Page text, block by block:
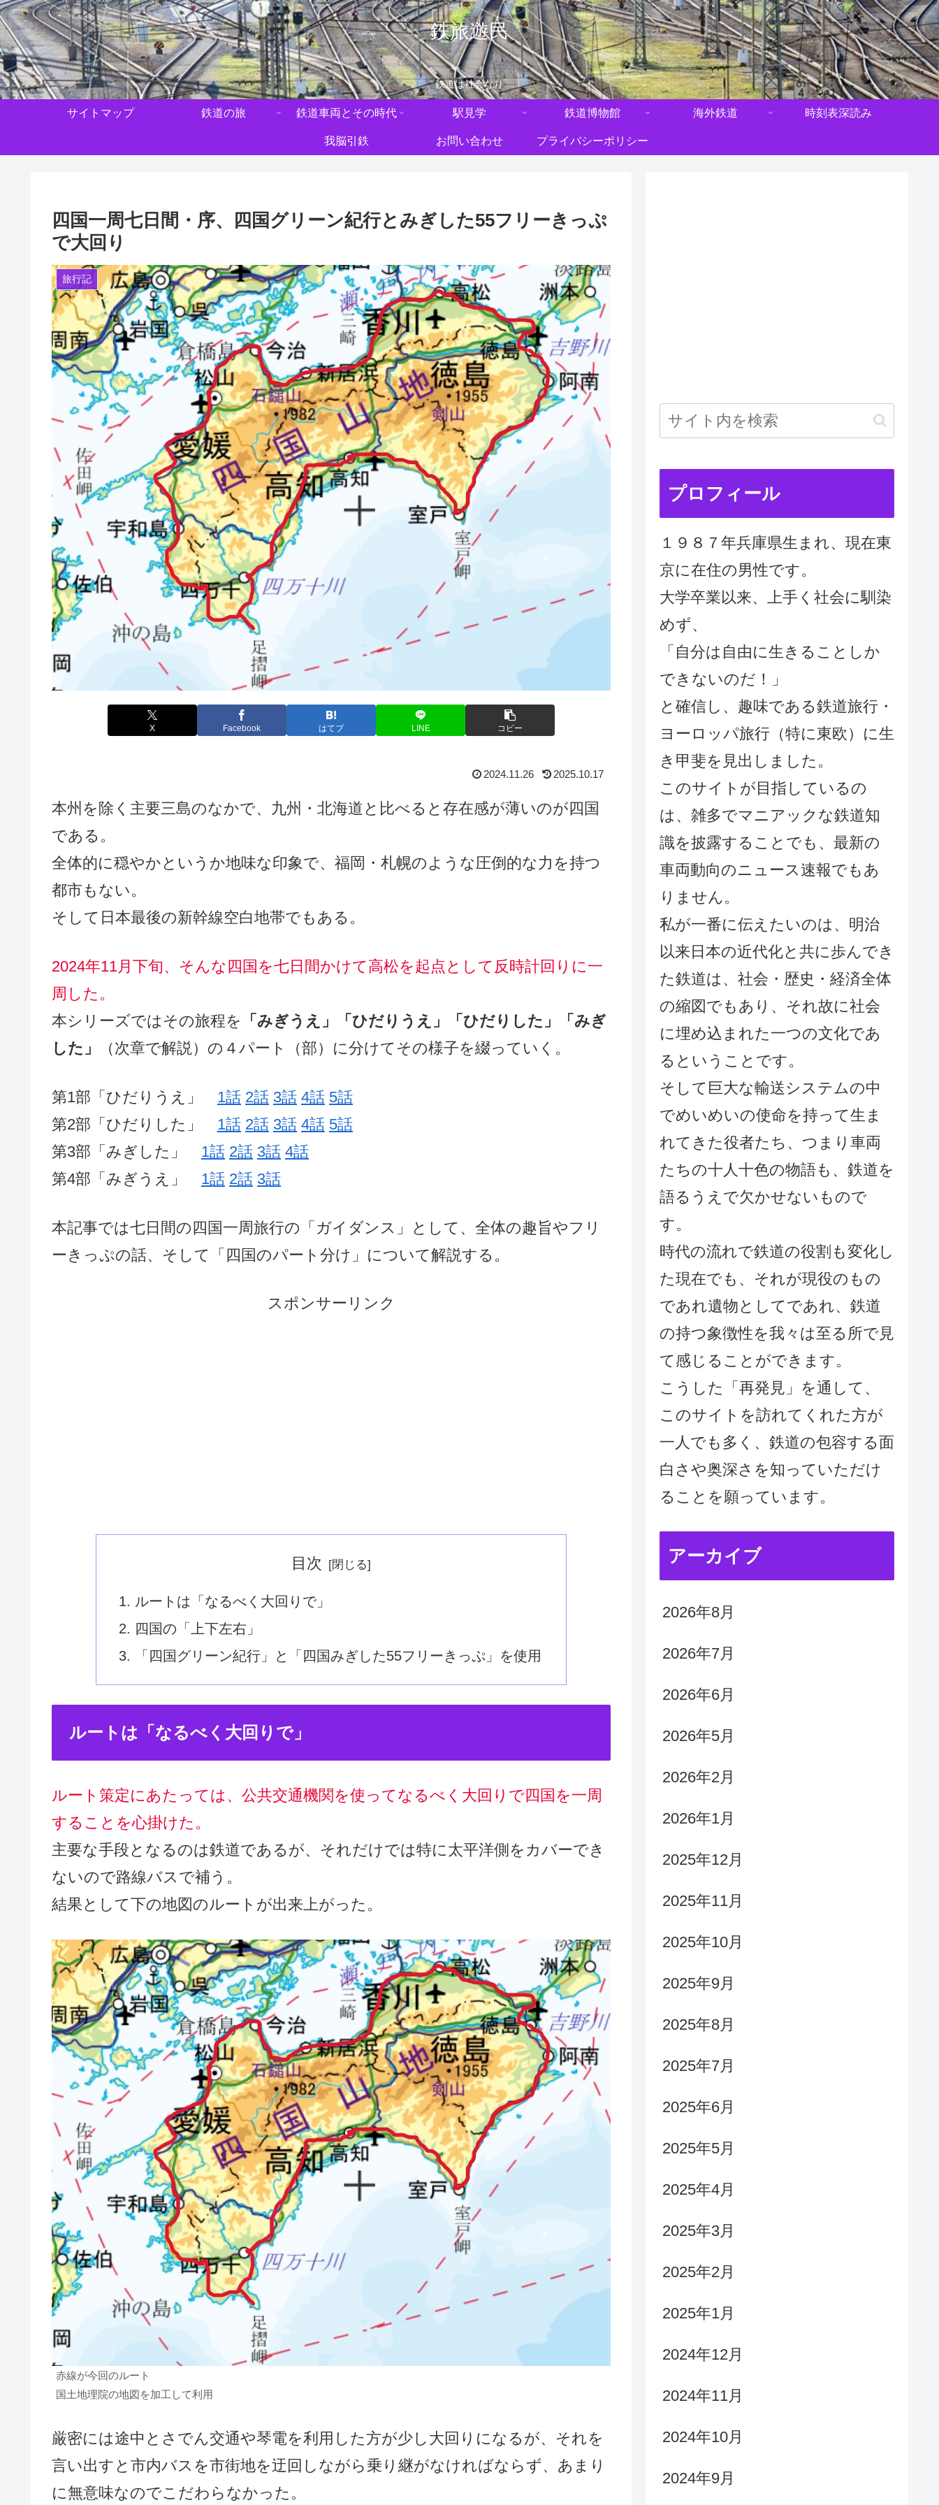
鉄旅遊民
鉄道は社会なり
サイトマップ 鉄道の旅 鉄道車両とその時代 駅見学 鉄道博物館 海外鉄道 時刻表深読み
我脳引鉄 お問い合わせ プライバシーポリシー
四国一周七日間・序、四国グリーン紀行とみぎした55フリーきっぷ
で大回り
旅行記
X Facebook はてブ LINE コピー
2024.11.26 2025.10.17
本州を除く主要三島のなかで、九州・北海道と比べると存在感が薄いのが四国
である。
全体的に穏やかというか地味な印象で、福岡・札幌のような圧倒的な力を持つ
都市もない。
そして日本最後の新幹線空白地帯でもある。
2024年11月下旬、そんな四国を七日間かけて高松を起点として反時計回りに一
周した。
本シリーズではその旅程を
「みぎうえ」「ひだりうえ」「ひだりした」「みぎ
した」
（次章で解説）の４パート（部）に分けてその様子を綴っていく。
第1部「ひだりうえ」 1話 2話 3話 4話 5話
第2部「ひだりした」 1話 2話 3話 4話 5話
第3部「みぎした」 1話 2話 3話 4話
第4部「みぎうえ」 1話 2話 3話
本記事では七日間の四国一周旅行の「ガイダンス」として、全体の趣旨やフリ
ーきっぷの話、そして「四国のパート分け」について解説する。
スポンサーリンク
目次
ルートは「なるべく大回りで」
四国の「上下左右」
「四国グリーン紀行」と「四国みぎした55フリーきっぷ」を使用
ルートは「なるべく大回りで」
ルート策定にあたっては、公共交通機関を使ってなるべく大回りで四国を一周
することを心掛けた。
主要な手段となるのは鉄道であるが、それだけでは特に太平洋側をカバーでき
ないので路線バスで補う。
結果として下の地図のルートが出来上がった。
赤線が今回のルート
国土地理院の地図を加工して利用
厳密には途中とさでん交通や琴電を利用した方が少し大回りになるが、それを
言い出すと市内バスを市街地を迂回しながら乗り継がなければならず、あまり
に無意味なのでこだわらなかった。
プロフィール
１９８７年兵庫県生まれ、現在東
京に在住の男性です。
大学卒業以来、上手く社会に馴染
めず、
「自分は自由に生きることしか
できないのだ！」
と確信し、趣味である鉄道旅行・
ヨーロッパ旅行（特に東欧）に生
き甲斐を見出しました。
このサイトが目指しているの
は、雑多でマニアックな鉄道知
識を披露することでも、最新の
車両動向のニュース速報でもあ
りません。
私が一番に伝えたいのは、明治
以来日本の近代化と共に歩んでき
た鉄道は、社会・歴史・経済全体
の縮図でもあり、それ故に社会
に埋め込まれた一つの文化であ
るということです。
そして巨大な輸送システムの中
でめいめいの使命を持って生ま
れてきた役者たち、つまり車両
たちの十人十色の物語も、鉄道を
語るうえで欠かせないもので
す。
時代の流れで鉄道の役割も変化し
た現在でも、それが現役のもの
であれ遺物としてであれ、鉄道
の持つ象徴性を我々は至る所で見
て感じることができます。
こうした「再発見」を通して、
このサイトを訪れてくれた方が
一人でも多く、鉄道の包容する面
白さや奥深さを知っていただけ
ることを願っています。
アーカイブ
2026年8月
2026年7月
2026年6月
2026年5月
2026年2月
2026年1月
2025年12月
2025年11月
2025年10月
2025年9月
2025年8月
2025年7月
2025年6月
2025年5月
2025年4月
2025年3月
2025年2月
2025年1月
2024年12月
2024年11月
2024年10月
2024年9月